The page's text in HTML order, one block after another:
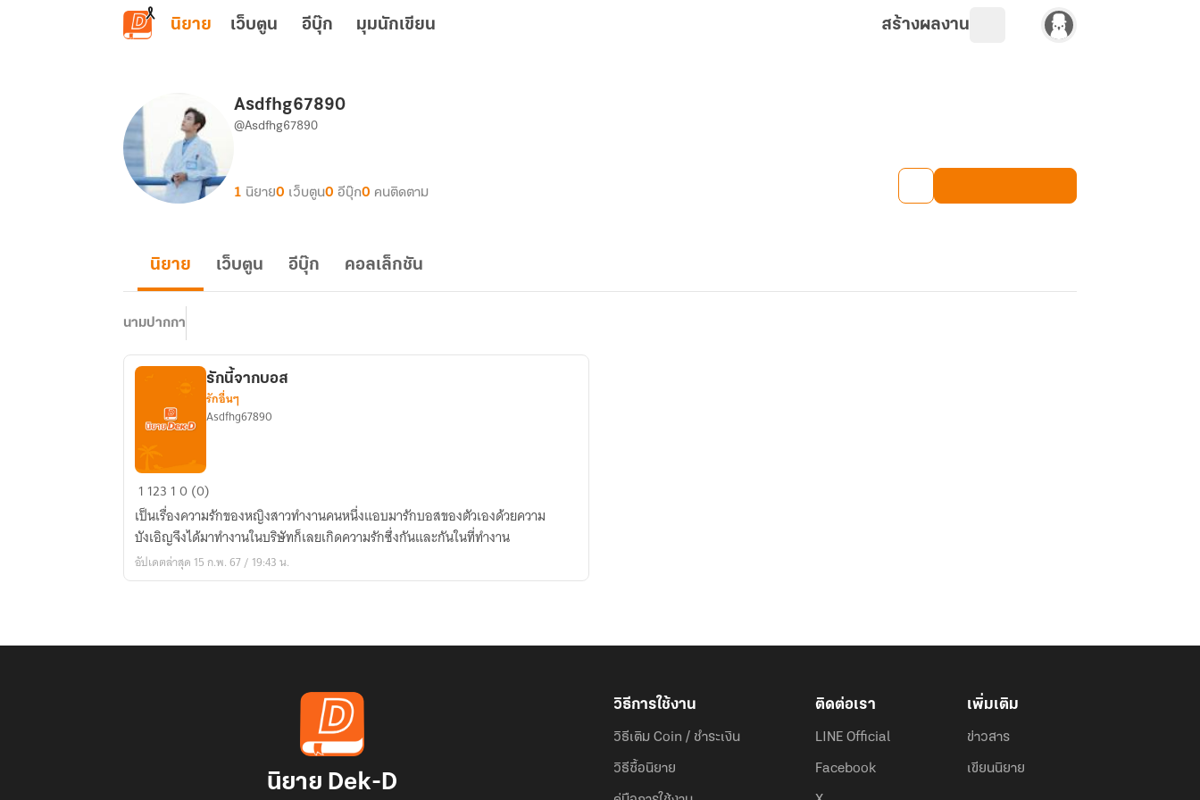
ข้ามไปยังเนื้อหาหลัก
นิยาย เว็บตูน อีบุ๊ก มุมนักเขียน สร้างผลงาน
Asdfhg67890
@Asdfhg67890
1 นิยาย0 เว็บตูน0 อีบุ๊ก0 คนติดตาม
นิยาย เว็บตูน อีบุ๊ก คอลเล็กชัน
นามปากกา
รัก
นี้
จาก
บอส
รักนี้จากบอส
รักอื่นๆ
Asdfhg67890
1 123 10 (0)
เป็นเรื่องความรักของหญิงสาวทำงานคนหนึ่งแอบมารักบอสของตัวเองด้วยความ
บังเอิญจึงได้มาทำงานในบริษัทก็เลยเกิดความรักซึ่งกันและกันในที่ทำงาน
อัปเดตล่าสุด 15 ก.พ. 67 / 19:43 น.
นิยาย Dek-D
วิธีการใช้งาน
วิธีเติม Coin / ชำระเงิน
วิธีซื้อนิยาย
ติดต่อเรา
LINE Official
Facebook
เพิ่มเติม
ข่าวสาร
เขียนนิยาย